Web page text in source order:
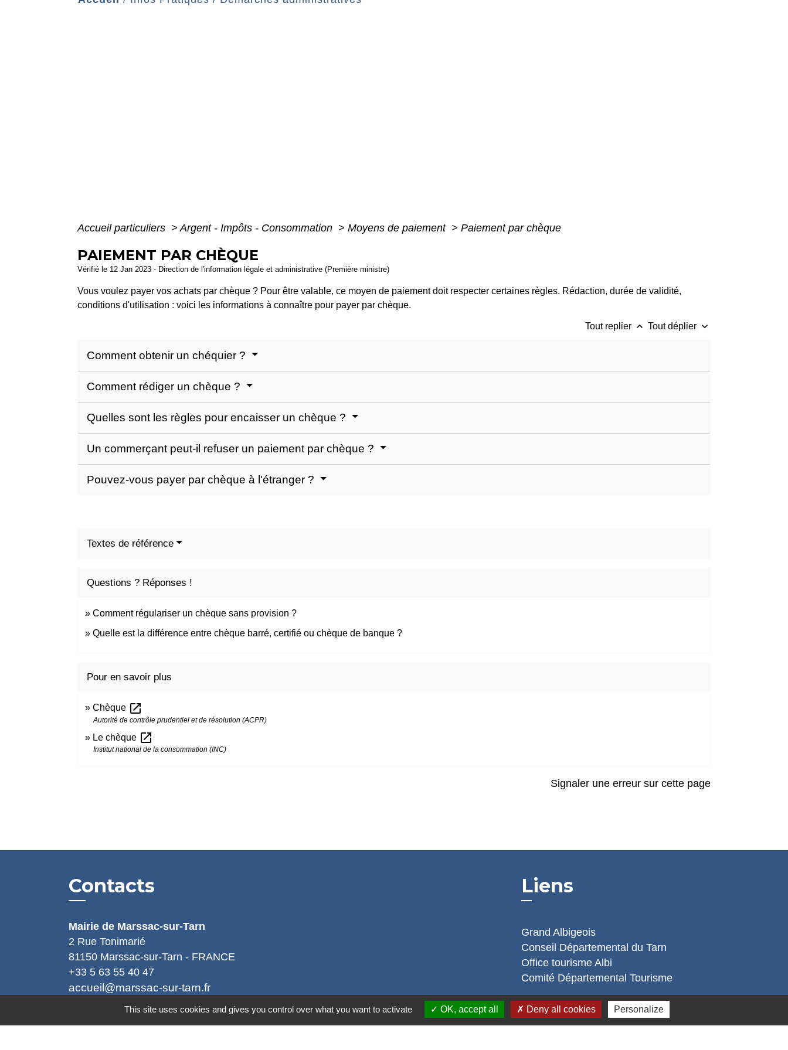
Accueil particuliers > Argent - Impôts - Consommation > Moyens de paiement > Paiement par chèque
PAIEMENT PAR CHÈQUE
Vérifié le 12 Jan 2023 - Direction de l'information légale et administrative (Première ministre)
Vous voulez payer vos achats par chèque ? Pour être valable, ce moyen de paiement doit respecter certaines règles. Rédaction, durée de validité,
conditions d'utilisation : voici les informations à connaître pour payer par chèque.
Tout replier keyboard_arrow_up Tout déplier keyboard_arrow_down
Comment obtenir un chéquier ?
Comment rédiger un chèque ?
Quelles sont les règles pour encaisser un chèque ?
Un commerçant peut-il refuser un paiement par chèque ?
Pouvez-vous payer par chèque à l'étranger ?
Textes de référence
Questions ? Réponses !
Comment régulariser un chèque sans provision ?
Quelle est la différence entre chèque barré, certifié ou chèque de banque ?
Pour en savoir plus
Chèque open_in_new
Autorité de contrôle prudentiel et de résolution (ACPR)
Le chèque open_in_new
Institut national de la consommation (INC)
Signaler une erreur sur cette page
Contacts
Mairie de Marssac-sur-Tarn
2 Rue Tonimarié
81150 Marssac-sur-Tarn - FRANCE
+33 5 63 55 40 47
accueil@marssac-sur-tarn.fr
Lien vers les HORAIRES et CONTACTS
Liens
Grand Albigeois
Conseil Départemental du Tarn
Office tourisme Albi
Comité Départemental Tourisme
This site uses cookies and gives you control over what you want to activate OK, accept all Deny all cookies Personalize